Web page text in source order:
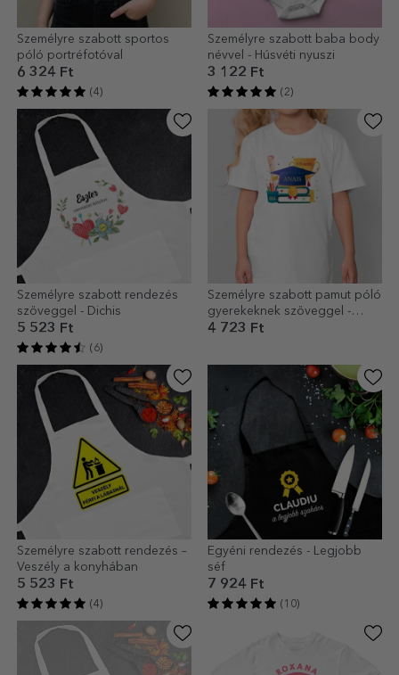
Személyre szabott sportos
póló portréfotóval
6 324 Ft
(4)
Személyre szabott baba body
névvel - Húsvéti nyuszi
3 122 Ft
(2)
Személyre szabott rendezés
szöveggel - Dichis
5 523 Ft
(6)
Személyre szabott pamut póló
gyerekeknek szöveggel -
Absolventa
4 723 Ft
Személyre szabott rendezés –
Veszély a konyhában
5 523 Ft
(4)
Egyéni rendezés - Legjobb
séf
7 924 Ft
(10)